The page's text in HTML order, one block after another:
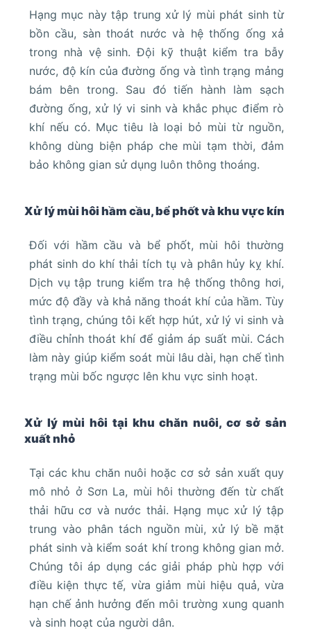
Hạng mục này tập trung xử lý mùi phát sinh từ
bồn cầu, sàn thoát nước và hệ thống ống xả
trong nhà vệ sinh. Đội kỹ thuật kiểm tra bẫy
nước, độ kín của đường ống và tình trạng mảng
bám bên trong. Sau đó tiến hành làm sạch
đường ống, xử lý vi sinh và khắc phục điểm rò
khí nếu có. Mục tiêu là loại bỏ mùi từ nguồn,
không dùng biện pháp che mùi tạm thời, đảm
bảo không gian sử dụng luôn thông thoáng.
Xử lý mùi hôi hầm cầu, bể phốt và khu vực kín
Đối với hầm cầu và bể phốt, mùi hôi thường
phát sinh do khí thải tích tụ và phân hủy kỵ khí.
Dịch vụ tập trung kiểm tra hệ thống thông hơi,
mức độ đầy và khả năng thoát khí của hầm. Tùy
tình trạng, chúng tôi kết hợp hút, xử lý vi sinh và
điều chỉnh thoát khí để giảm áp suất mùi. Cách
làm này giúp kiểm soát mùi lâu dài, hạn chế tình
trạng mùi bốc ngược lên khu vực sinh hoạt.
Xử lý mùi hôi tại khu chăn nuôi, cơ sở sản
xuất nhỏ
Tại các khu chăn nuôi hoặc cơ sở sản xuất quy
mô nhỏ ở Sơn La, mùi hôi thường đến từ chất
thải hữu cơ và nước thải. Hạng mục xử lý tập
trung vào phân tách nguồn mùi, xử lý bề mặt
phát sinh và kiểm soát khí trong không gian mở.
Chúng tôi áp dụng các giải pháp phù hợp với
điều kiện thực tế, vừa giảm mùi hiệu quả, vừa
hạn chế ảnh hưởng đến môi trường xung quanh
và sinh hoạt của người dân.